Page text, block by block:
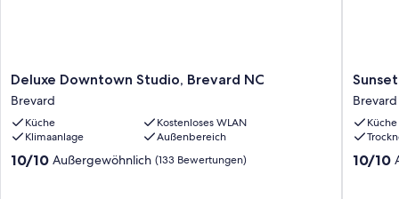
Deluxe
Downtown
Studio,
Brevard
NC
Brevard
Deluxe Downtown Studio, Brevard NC
Brevard
Küche
Kostenloses WLAN
Klimaanlage
Außenbereich
10.0
10/10 Außergewöhnlich (133 Bewertungen)
Sunset
Cottage
Blocks
from
Brevard
Brevard
Küche
10.0
10/10